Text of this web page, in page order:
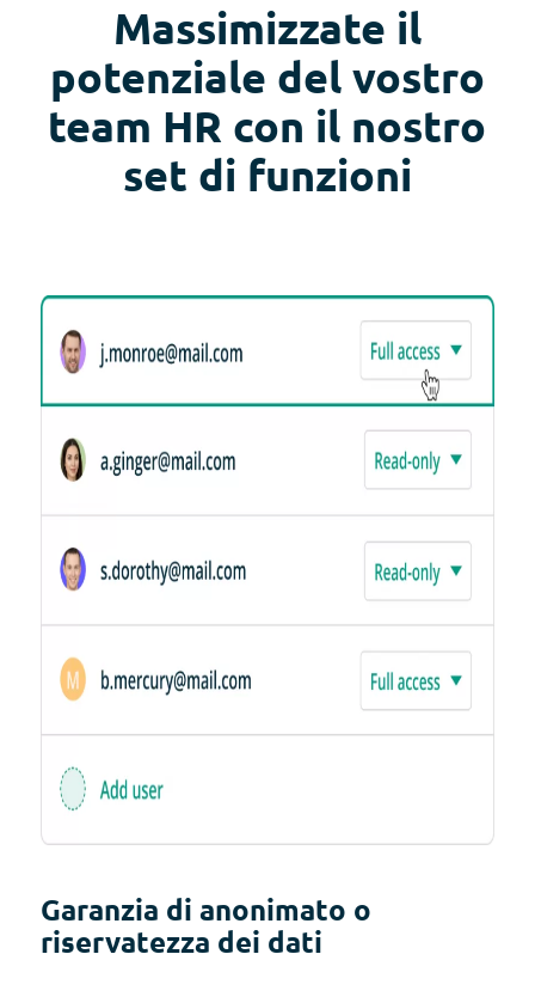
Massimizzate il
potenziale del vostro
team HR con il nostro
set di funzioni
Garanzia di anonimato o
riservatezza dei dati